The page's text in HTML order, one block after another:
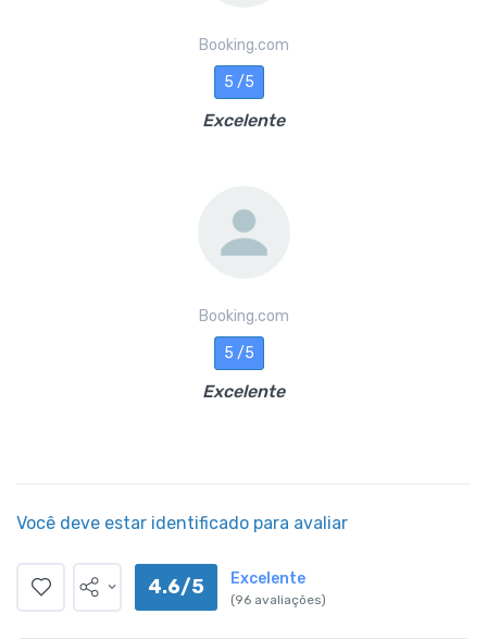
Booking.com
5 /5
Excelente
Booking.com
5 /5
Excelente
Você deve estar identificado para avaliar
4.6/5 Excelente
(96 avaliações)